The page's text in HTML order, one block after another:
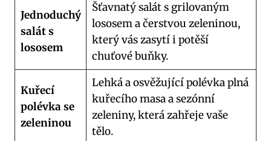
Jednoduchý
salát s
lososem
Šťavnatý salát s grilovaným
lososem a čerstvou zeleninou,
který vás zasytí i potěší
chuťové buňky.
Kuřecí
polévka se
zeleninou
Lehká a osvěžující polévka plná
kuřecího masa a sezónní
zeleniny, která zahřeje vaše
tělo.